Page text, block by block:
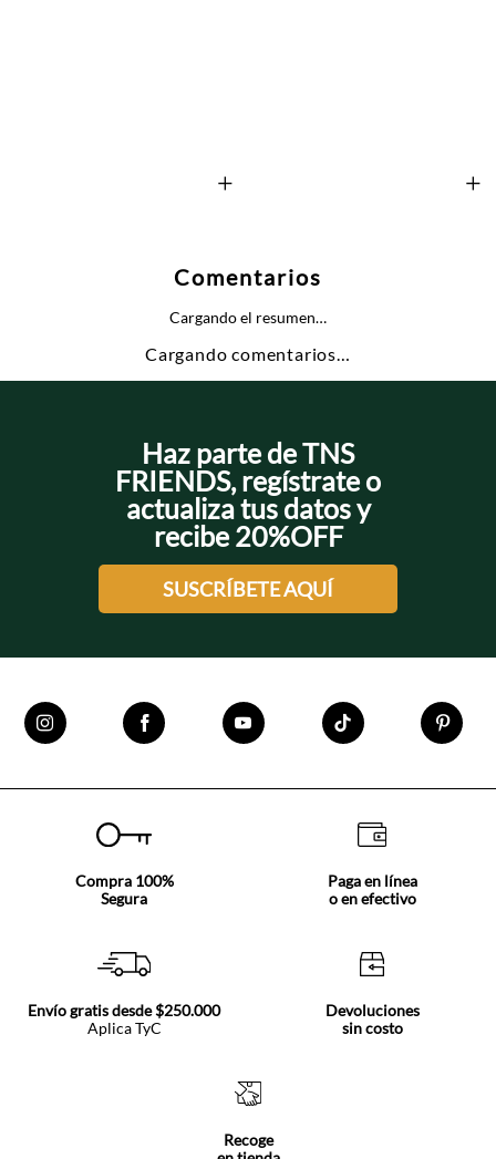
+ +
Comentarios
Cargando el resumen…
Cargando comentarios…
Haz parte de TNS
FRIENDS, regístrate o
actualiza tus datos y
recibe 20%OFF
SUSCRÍBETE AQUÍ
Compra 100%
Segura
Paga en línea
o en efectivo
Envío gratis desde $250.000
Aplica TyC
Devoluciones
sin costo
Recoge